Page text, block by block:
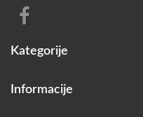
Kategorije
Informacije